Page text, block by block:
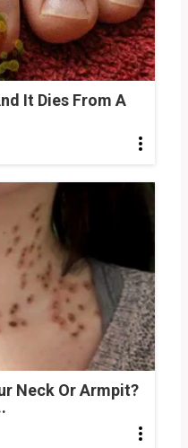
It Dies From A
Neck Or Armpit?